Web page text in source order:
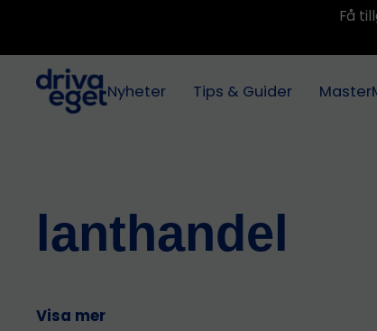
Få
Nyheter Tips & Guider
lanthandel
Visa mer